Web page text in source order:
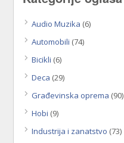
Audio Muzika (6)
Automobili (74)
Bicikli (6)
Deca (29)
Građevinska oprema (90)
Hobi (9)
Industrija i zanatstvo (73)